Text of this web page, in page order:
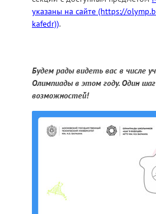
указаны на сайте (https://
kafedr)).
Будем рады видеть вас в числе
Олимпиады в этом году. Один
возможностей!